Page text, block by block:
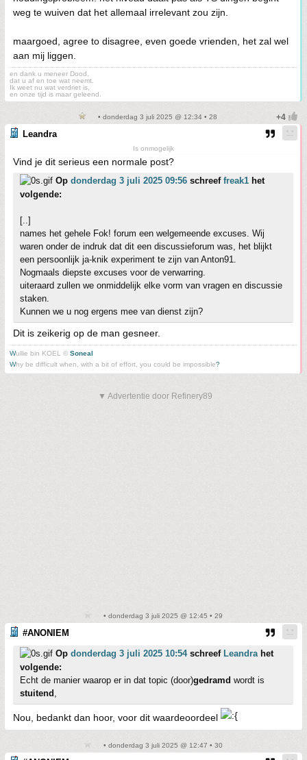
weg te wuiven dat het allemaal irrelevant zou zijn.
maargoed, agree to disagree, even goede vrienden, het zal wel
aan mij liggen.
en dank u meneer Dood,
dat u af en toe wat neemt.
Ik weet nu wat verdriet is,
en onze tijd is maar geleend.
• donderdag 3 juli 2025 @ 12:34 • 28
Leandra
Is onmogelijk
Vind je dit serieus een normale post?
Op donderdag 3 juli 2025 09:56 schreef freak1 het
volgende:
[..]
names het gehele Fok! forum een welgemeende excuses. Wij
waren onder de indruk dat dit een discussieforum was, het blijkt
een persoonlijk ja-knik experiment te zijn van Anton91.
Nogmaals diepste excuses voor de verwarring.
uiteraard zullen we onmiddelijk elke vorm van vragen en discussie
staken.
Kunnen we u nog ergens mee van dienst zijn?
Dit is zeikerig op de man gesneer.
Wullie bin KOEL © Soneal
Why be difficult when, with a bit of effort, you could be impossible?
▼ Advertentie door Refinery89
• donderdag 3 juli 2025 @ 12:45 • 29
#ANONIEM
Op donderdag 3 juli 2025 10:54schreef Leandrahet
volgende:
Echt de manier waarop er in dat topic (door)gedramd wordt is
stuitend ,
Nou, bedankt dan hoor, voor dit waardeoordeel
• donderdag 3 juli 2025 @ 12:47 • 30